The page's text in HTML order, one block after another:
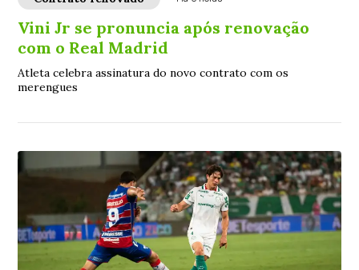
Vini Jr se pronuncia após renovação
com o Real Madrid
Atleta celebra assinatura do novo contrato com os
merengues